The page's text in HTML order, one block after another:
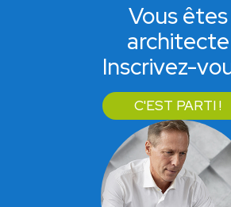
Vous êtes
architecte
Inscrivez-
C'EST PARTI !